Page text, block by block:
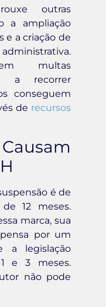
outras
a ampliação
e a criação de
multas
a recorrer
conseguem
de recursos
é de
12 meses.
marca, sua
por um
a legislação
e 3 meses.
não pode